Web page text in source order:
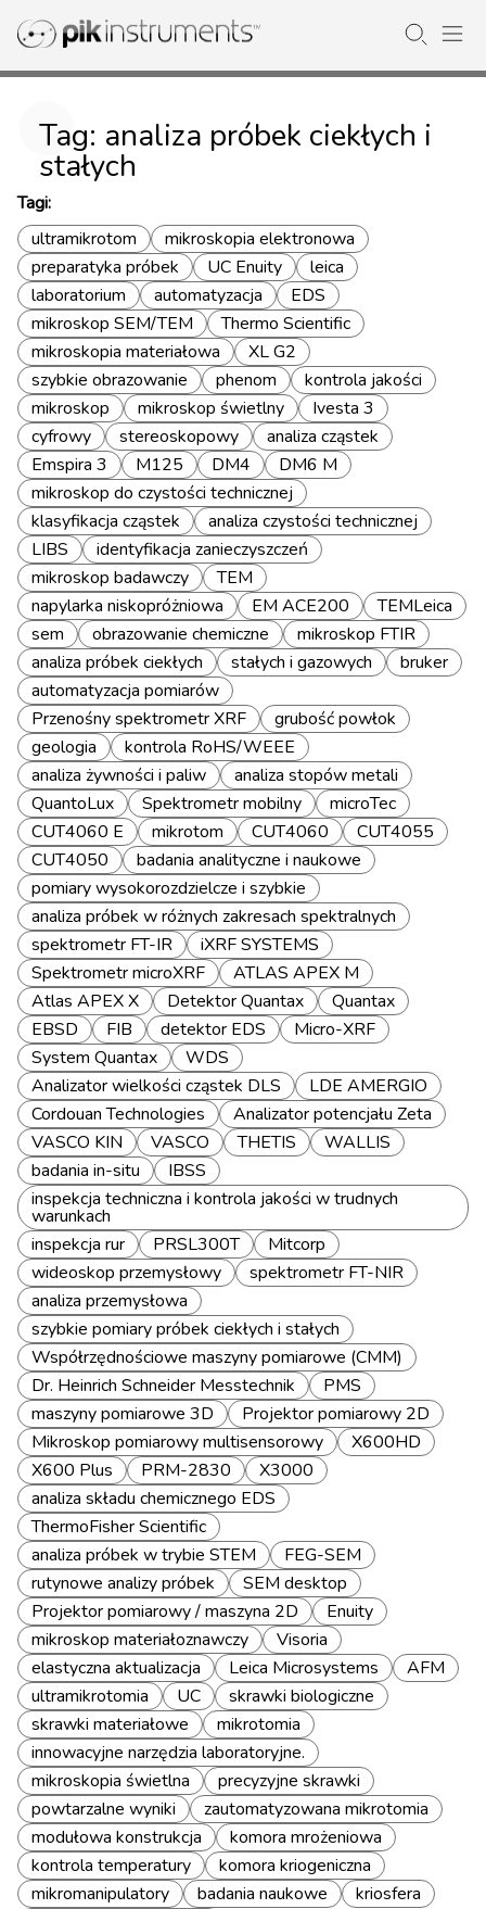
Tag: analiza próbek ciekłych i
stałych
Tagi:
ultramikrotom
mikroskopia elektronowa
preparatyka próbek
UC Enuity
leica
laboratorium
automatyzacja
EDS
mikroskop SEM/TEM
Thermo Scientific
mikroskopia materiałowa
XL G2
szybkie obrazowanie
phenom
kontrola jakości
mikroskop
mikroskop świetlny
Ivesta 3
cyfrowy
stereoskopowy
analiza cząstek
Emspira 3
M125 DM4
DM6 M
mikroskop do czystości technicznej
klasyfikacja cząstek
analiza czystości technicznej
LIBS
identyfikacja zanieczyszczeń
mikroskop badawczy
TEM
napylarka niskopróżniowa
EM ACE200
TEMLeica
sem
obrazowanie chemiczne
mikroskop FTIR
analiza próbek ciekłych
stałych i gazowych
bruker
automatyzacja pomiarów
Przenośny spektrometr XRF
grubość powłok
geologia
kontrola RoHS/WEEE
analiza żywności i paliw
analiza stopów metali
QuantoLux
Spektrometr mobilny
microTec
CUT4060 E
mikrotom CUT4060
CUT4055
CUT4050
badania analityczne i naukowe
pomiary wysokorozdzielcze i szybkie
analiza próbek w różnych zakresach spektralnych
spektrometr FT-IR
iXRF SYSTEMS
Spektrometr microXRF
ATLAS APEX M
Atlas APEX X
Detektor Quantax
Quantax
EBSD
FIB detektor EDS
Micro-XRF
System Quantax
WDS
Analizator wielkości cząstek DLS
LDE AMERGIO
Cordouan Technologies
Analizator potencjału Zeta
VASCO KIN
VASCO THETIS
WALLIS
badania in-situ
IBSS
inspekcja techniczna i kontrola jakości w trudnych
warunkach
inspekcja rur
PRSL300T
Mitcorp
wideoskop przemysłowy
spektrometr FT-NIR
analiza przemysłowa
szybkie pomiary próbek ciekłych i stałych
Współrzędnościowe maszyny pomiarowe (CMM)
Dr. Heinrich Schneider Messtechnik
PMS
maszyny pomiarowe 3D
Projektor pomiarowy 2D
Mikroskop pomiarowy multisensorowy
X600HD
X600 Plus
PRM-2830
X3000
analiza składu chemicznego EDS
ThermoFisher Scientific
analiza próbek w trybie STEM
FEG-SEM
rutynowe analizy próbek
SEM desktop
Projektor pomiarowy / maszyna 2D
Enuity
mikroskop materiałoznawczy
Visoria
elastyczna aktualizacja
Leica Microsystems
AFM
ultramikrotomia
UC
skrawki biologiczne
skrawki materiałowe
mikrotomia
innowacyjne narzędzia laboratoryjne.
mikroskopia świetlna
precyzyjne skrawki
powtarzalne wyniki
zautomatyzowana mikrotomia
modułowa konstrukcja
komora mrożeniowa
kontrola temperatury
komora kriogeniczna
mikromanipulatory
badania naukowe
kriosfera